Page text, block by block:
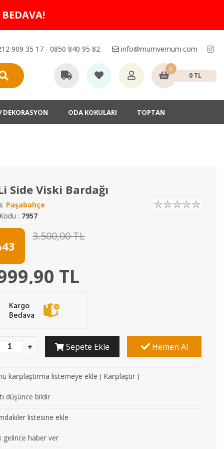
909 35 17 - 0850 840 95 82 info@mumvemum.com
0
0 TL
DEKORASYON ODA KOKULARI TOPTAN
Side Viski Bardağı
Paşabahçe
: 7957
3.500,00 TL
TL
Sepete Ekle Hemen Al
karşılaştırma listemeye ekle ( Karşılaştır )
düşünce bildir
listesine ekle
gelince haber ver